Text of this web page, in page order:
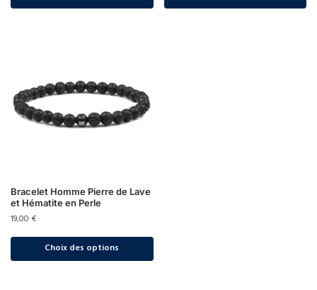
Bracelet Homme Pierre de Lave
et Hématite en Perle
19,00 €
Choix des options